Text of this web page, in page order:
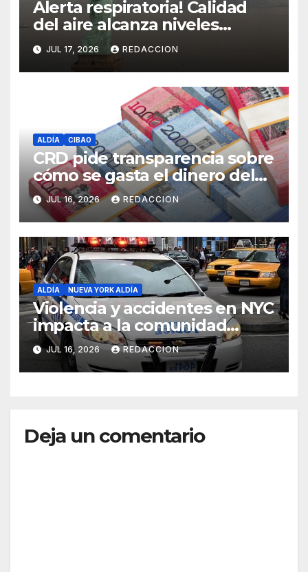
Alerta respiratoria! Calidad
del aire alcanza niveles
peligrosos en NYC
JUL 17, 2026 REDACCION
ALDÍA CIBAO
CRD pide transparencia sobre
cómo se gasta el dinero del
Seguro Familiar de Salud
JUL 16, 2026 REDACCION
ALDÍA NUEVA YORK ALDÍA
Violencia y accidentes en NYC
impacta a la comunidad
dominicana
JUL 16, 2026 REDACCION
Deja un comentario